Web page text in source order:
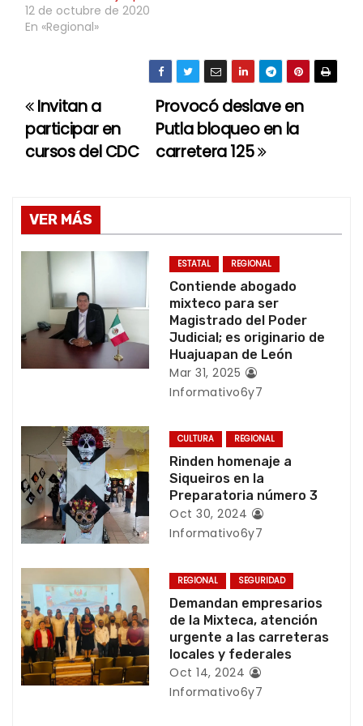
12 de octubre de 2020
En «Regional»
N
a
e
g
c
i
n
d
e
e
t
r
a
d
Provocó deslave en
Putla bloqueo en la
carretera 125
Invitan a
participar en
cursos del CDC
VER MÁS
ESTATAL REGIONAL
Contiende abogado
mixteco para ser
Magistrado del Poder
Judicial; es originario de
Huajuapan de León
Mar 31, 2025
Informativo6y7
CULTURA REGIONAL
Rinden homenaje a
Siqueiros en la
Preparatoria número 3
Oct 30, 2024
Informativo6y7
REGIONAL SEGURIDAD
Demandan empresarios
de la Mixteca, atención
urgente a las carreteras
locales y federales
Oct 14, 2024
Informativo6y7